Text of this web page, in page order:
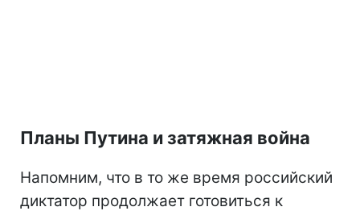
Планы Путина и затяжная война
Напомним, что в то же время российский
диктатор продолжает готовиться к